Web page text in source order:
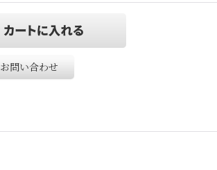
お問い合わせ